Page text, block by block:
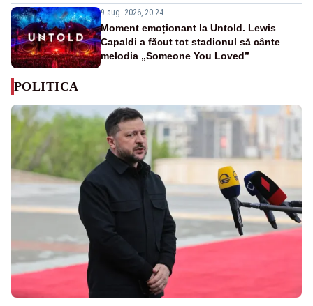
9 aug. 2026, 20:24
Moment emoționant la Untold. Lewis
Capaldi a făcut tot stadionul să cânte
melodia „Someone You Loved”
POLITICA